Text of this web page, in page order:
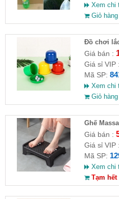
Xem chi
Giỏ hàng
Đồ chơi
Giá bán :
Giá sỉ VIP :
Mã SP:
Xem chi
Giỏ hàng
Ghế
Giá bán :
Giá sỉ VIP :
Mã SP:
Xem chi
Tạm hết